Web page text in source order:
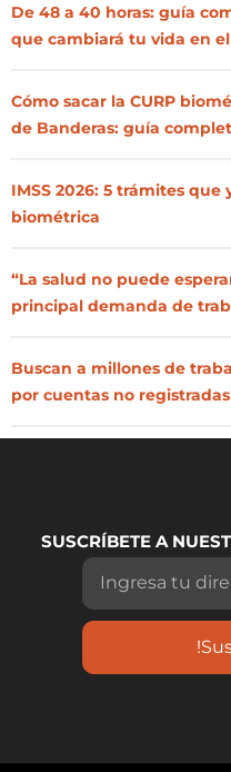
De 48 a 40 horas: guía
que cambiará tu vida en
Cómo sacar la CURP
de Banderas: guía
IMSS 2026: 5 trámites que
biométrica
“La salud no puede
principal demanda de
Buscan a millones de
por cuentas no registradas
SUSCRÍBETE A